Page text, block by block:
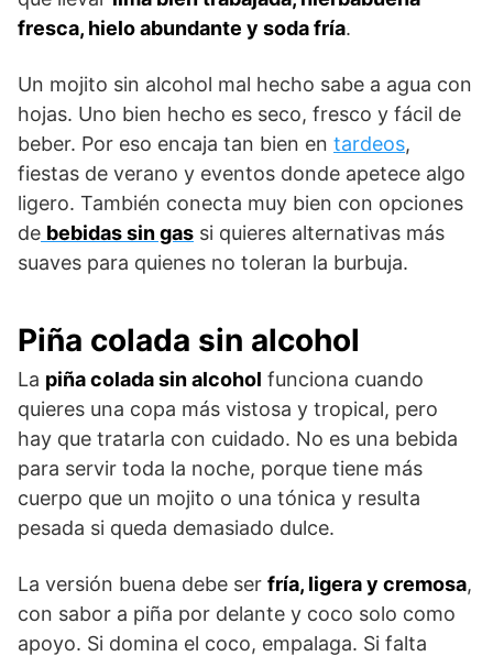
fresca, hielo abundante y soda fría.
Un mojito sin alcohol mal hecho sabe a agua con
hojas. Uno bien hecho es seco, fresco y fácil de
beber. Por eso encaja tan bien en tardeos,
fiestas de verano y eventos donde apetece algo
ligero. También conecta muy bien con opciones
de bebidas sin gas si quieres alternativas más
suaves para quienes no toleran la burbuja.
Piña colada sin alcohol
La piña colada sin alcohol funciona cuando
quieres una copa más vistosa y tropical, pero
hay que tratarla con cuidado. No es una bebida
para servir toda la noche, porque tiene más
cuerpo que un mojito o una tónica y resulta
pesada si queda demasiado dulce.
La versión buena debe ser fría, ligera y cremosa,
con sabor a piña por delante y coco solo como
apoyo. Si domina el coco, empalaga. Si falta